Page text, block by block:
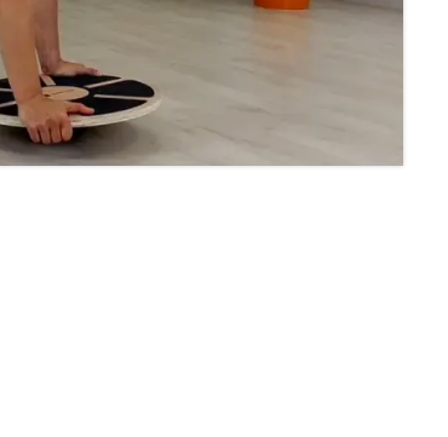
Nabídka masáží
Nabídka masáží